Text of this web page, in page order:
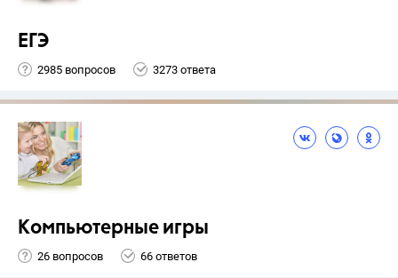
ЕГЭ
2985 вопросов 3273 ответа
Компьютерные игры
26 вопросов 66 ответов